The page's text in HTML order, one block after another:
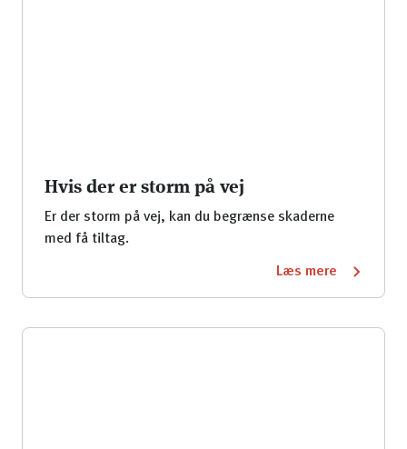
Hvis der er storm på vej
Er der storm på vej, kan du begrænse skaderne
med få tiltag.
Læs mere